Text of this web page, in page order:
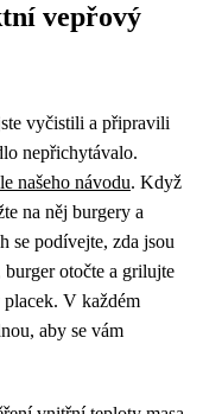
vepřový
vyčistili a připravili
nepřichytávalo.
našeho návodu. Když
na něj burgery a
se podívejte, zda jsou
burger otočte a grilujte
V každém
aby se vám